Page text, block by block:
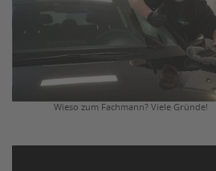
Wieso zum Fachmann? Viele Gründe!